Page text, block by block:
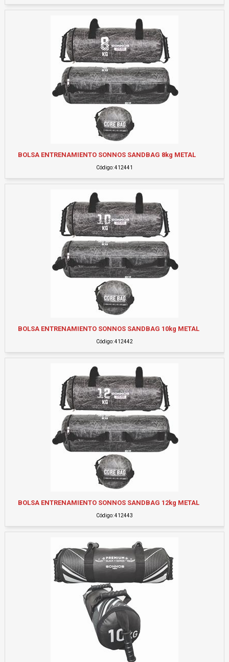
BOLSA ENTRENAMIENTO SONNOS SANDBAG 8kg METAL
Código: 412441
BOLSA ENTRENAMIENTO SONNOS SANDBAG 10kg METAL
Código: 412442
BOLSA ENTRENAMIENTO SONNOS SANDBAG 12kg METAL
Código: 412443